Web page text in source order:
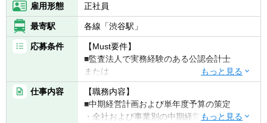
ります）
雇用形態 正社員
最寄駅 各線「渋谷駅」
応募条件
【Must要件】
■監査法人で実務経験のある公認会計士
または
■コンサルティングファーム等における
FP&A・管理会計等の実務経験やプロジェク
ト経験
仕事内容
【職務内容】
■中期経営計画および単年度予算の策定
・全社および事業別の中期経営計画の立案・